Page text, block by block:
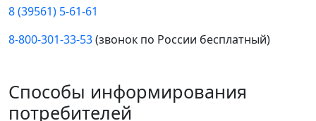
8 (39561) 5-61-61
8-800-301-33-53(звонок по России бесплатный)
Способы информирования
потребителей